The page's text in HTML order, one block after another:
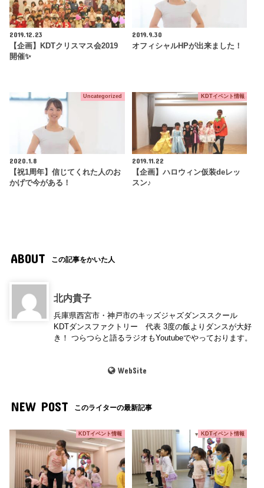
2019.12.23
【企画】KDTクリスマス会2019
開催✨
2019.9.30
オフィシャルHPが出来ました！
Uncategorized
2020.1.8
【祝1周年】信じてくれた人のお
かげで今がある！
KDTイベント情報
2019.11.22
【企画】ハロウィン仮装deレッ
スン♪
ABOUT この記事をかいた人
北内貴子
兵庫県西宮市・神戸市のキッズジャズダンススクール
KDTダンスファクトリー 代表 3度の飯よりダンスが大好
き！ つらつらと語るラジオもYoutubeでやっております。
WebSite
NEW POST このライターの最新記事
KDTイベント情報 KDTイベント情報